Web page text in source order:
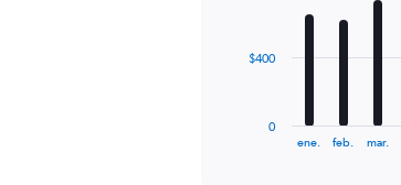
The
ene. feb. mar.
0
$400